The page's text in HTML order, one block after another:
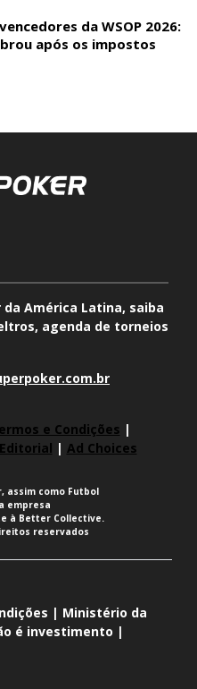
da WSOP 2026:
após os impostos
América Latina, saiba
agenda de torneios
e Condições |
| Ad Choices
assim como Futbol
empresa
à Better Collective.
reservados
| Ministério da
é investimento |